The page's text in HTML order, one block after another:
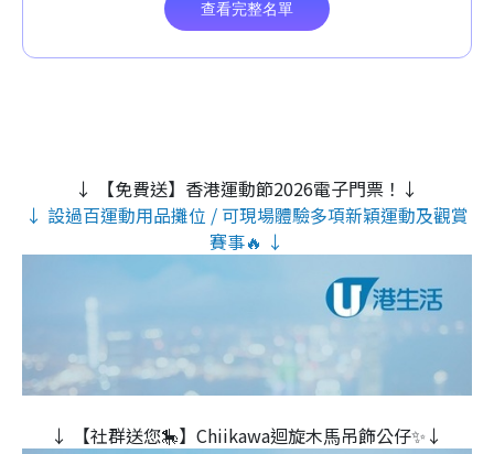
↓ 【免費送】香港運動節2026電子門票！↓
↓ 設過百運動用品攤位 / 可現場體驗多項新穎運動及觀賞
賽事🔥 ↓
↓ 【社群送您🎠】Chiikawa迴旋木⾺吊飾公仔✨↓